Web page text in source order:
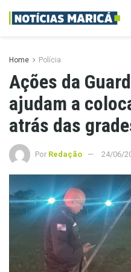
Home Polícia
Ações da
ajudam a
atrás das
Por Redação 24/06/